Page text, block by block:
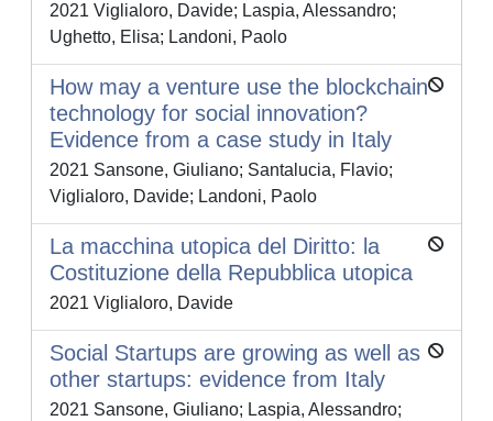
2021 Viglialoro, Davide; Laspia, Alessandro;
Ughetto, Elisa; Landoni, Paolo
How may a venture use the blockchain
technology for social innovation?
Evidence from a case study in Italy
2021 Sansone, Giuliano; Santalucia, Flavio;
Viglialoro, Davide; Landoni, Paolo
La macchina utopica del Diritto: la
Costituzione della Repubblica utopica
2021 Viglialoro, Davide
Social Startups are growing as well as
other startups: evidence from Italy
2021 Sansone, Giuliano; Laspia, Alessandro;